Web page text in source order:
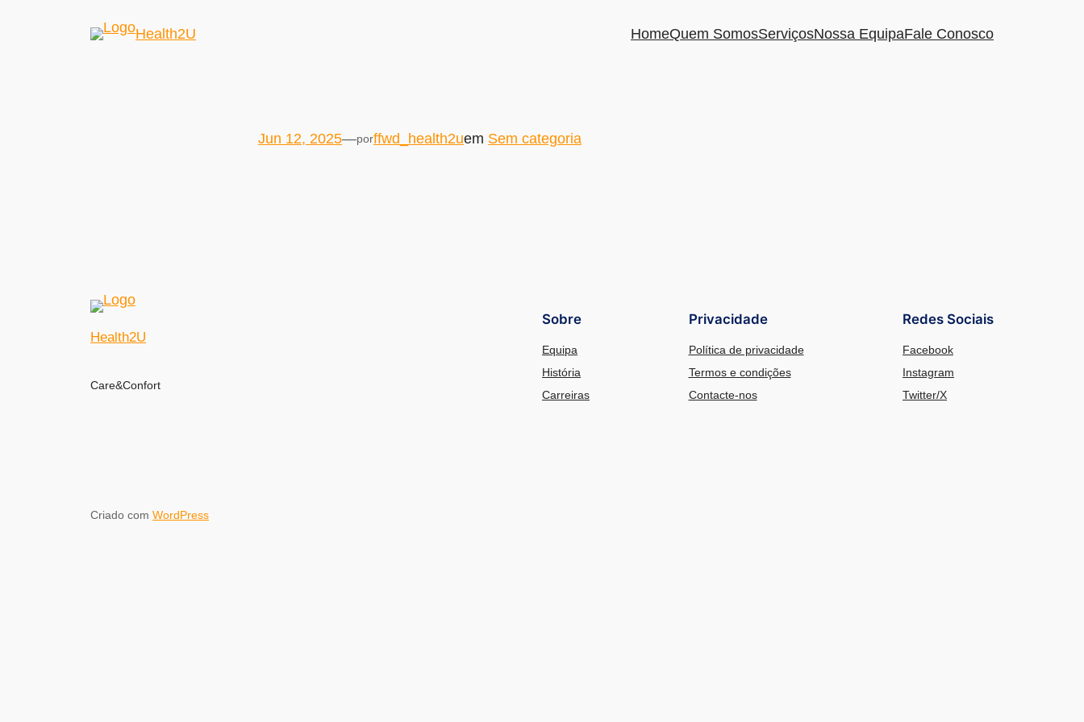
Health2U HomeQuem SomosServiçosNossa EquipaFale Conosco
Jun 12, 2025—porffwd_health2uem Sem categoria
Health2U
Care&Confort
Sobre
Equipa
História
Carreiras
Privacidade
Política de privacidade
Termos e condições
Contacte-nos
Redes Sociais
Facebook
Instagram
Twitter/X
Criado com WordPress